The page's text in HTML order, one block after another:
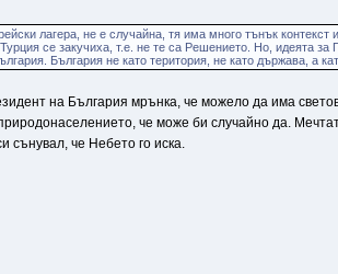
лагера, не е случайна, тя има много тънък
се закучиха, т.е. не те са Решението. Но, идеята
България не като територия, не като държава, а
на България мрънка, че можело да има
че може би случайно да.
сънувал, че Небето го иска.